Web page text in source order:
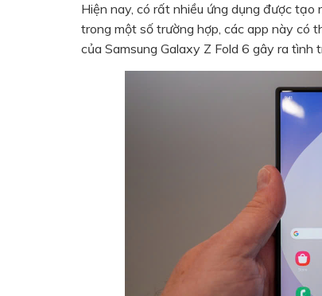
Hiện nay, có rất nhiều ứng dụng được tạo
trong một số trường hợp, các app này có
của Samsung Galaxy Z Fold 6 gây ra tình